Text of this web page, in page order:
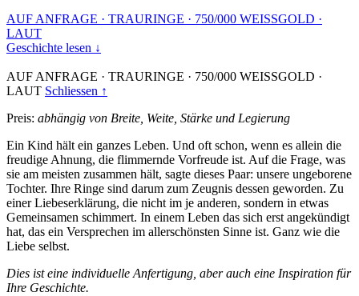
AUF ANFRAGE · TRAURINGE · 750/000 WEISSGOLD ·
LAUT
Geschichte lesen ↓
AUF ANFRAGE · TRAURINGE · 750/000 WEISSGOLD ·
LAUT Schliessen ↑
Preis: abhängig von Breite, Weite, Stärke und Legierung
Ein Kind hält ein ganzes Leben. Und oft schon, wenn es allein die
freudige Ahnung, die flimmernde Vorfreude ist. Auf die Frage, was
sie am meisten zusammen hält, sagte dieses Paar: unsere ungeborene
Tochter. Ihre Ringe sind darum zum Zeugnis dessen geworden. Zu
einer Liebeserklärung, die nicht im je anderen, sondern in etwas
Gemeinsamen schimmert. In einem Leben das sich erst angekündigt
hat, das ein Versprechen im allerschönsten Sinne ist. Ganz wie die
Liebe selbst.
Dies ist eine individuelle Anfertigung, aber auch eine Inspiration für
Ihre Geschichte.